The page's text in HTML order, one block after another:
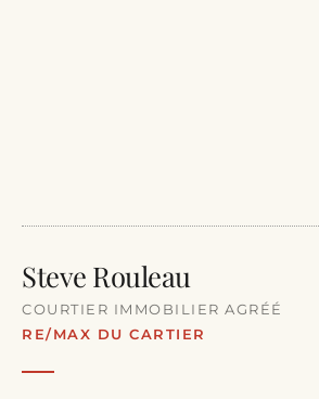
Steve Rouleau
COURTIER IMMOBILIER AGRÉÉ
RE/MAX DU CARTIER